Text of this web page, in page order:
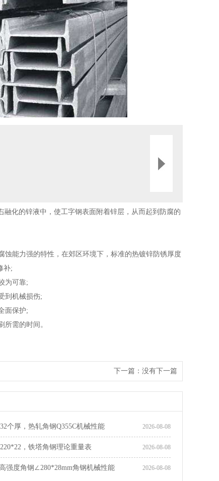
化的锌液中，使工字钢表面附着锌层，从而起到防腐的
能力强的特性，在郊区环境下，标准的热镀锌防锈厚度
补;
为可靠;
到机械损伤;
面保护;
需的时间。
下一篇： 没有下一篇
2026-08-08
个厚，热轧角钢Q355C机械性能
2026-08-08
，铁塔角钢理论重量表
2026-08-08
强度角钢∠280*28mm角钢机械性能